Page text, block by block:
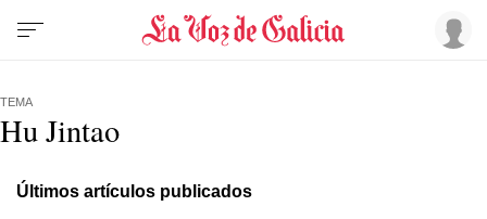
TEMA
Hu Jintao
Últimos artículos publicados